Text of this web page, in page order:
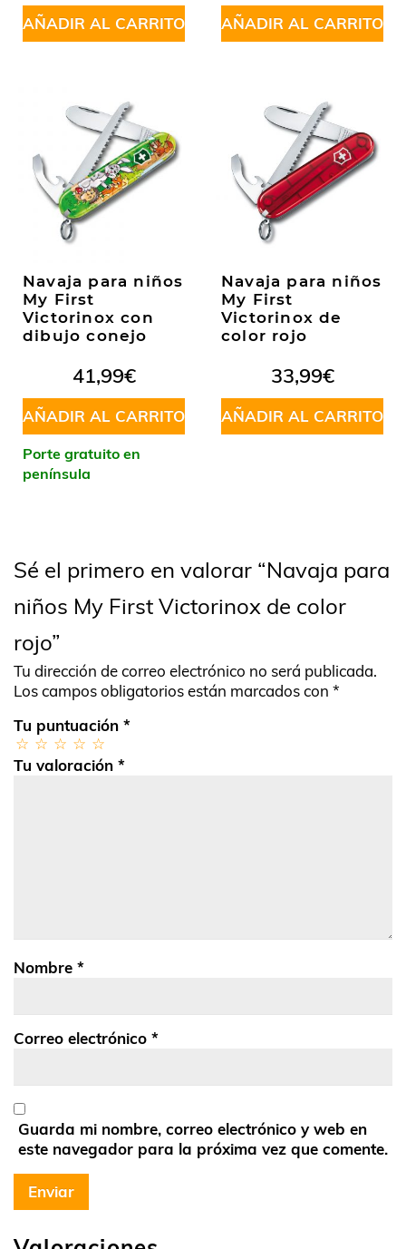
AÑADIR AL CARRITO AÑADIR AL CARRITO
Navaja para niños
My First
Victorinox con
dibujo conejo
41,99€
AÑADIR AL CARRITO
Porte gratuito en
península
Navaja para niños
My First
Victorinox de
color rojo
33,99€
AÑADIR AL CARRITO
Sé el primero en valorar “Navaja para
niños My First Victorinox de color
rojo”
Tu dirección de correo electrónico no será publicada.
Los campos obligatorios están marcados con *
Tu puntuación *
Tu valoración *
Nombre *
Correo electrónico *
Guarda mi nombre, correo electrónico y web en
este navegador para la próxima vez que comente.